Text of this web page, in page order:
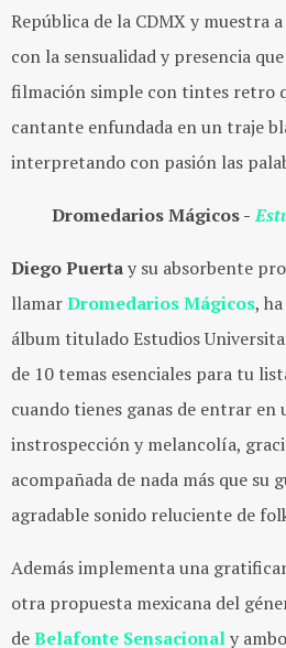
República de la CDMX y muestra a
con la sensualidad y presencia
filmación simple con tintes retro
cantante enfundada en un traje
interpretando con pasión las
Dromedarios Mágicos -
Diego Puertay su absorbente
llamarDromedarios Mágicos,
álbum titulado Estudios
de 10 temas esenciales para tu
cuando tienes ganas de entrar en
instrospección y melancolía,
acompañada de nada más que su
agradable sonido reluciente de
Además implementa una
otra propuesta mexicana del
deBelafonte Sensacionaly